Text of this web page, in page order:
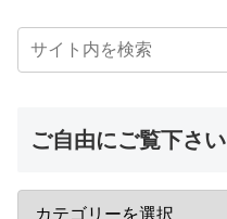
ご自由にご覧下さい